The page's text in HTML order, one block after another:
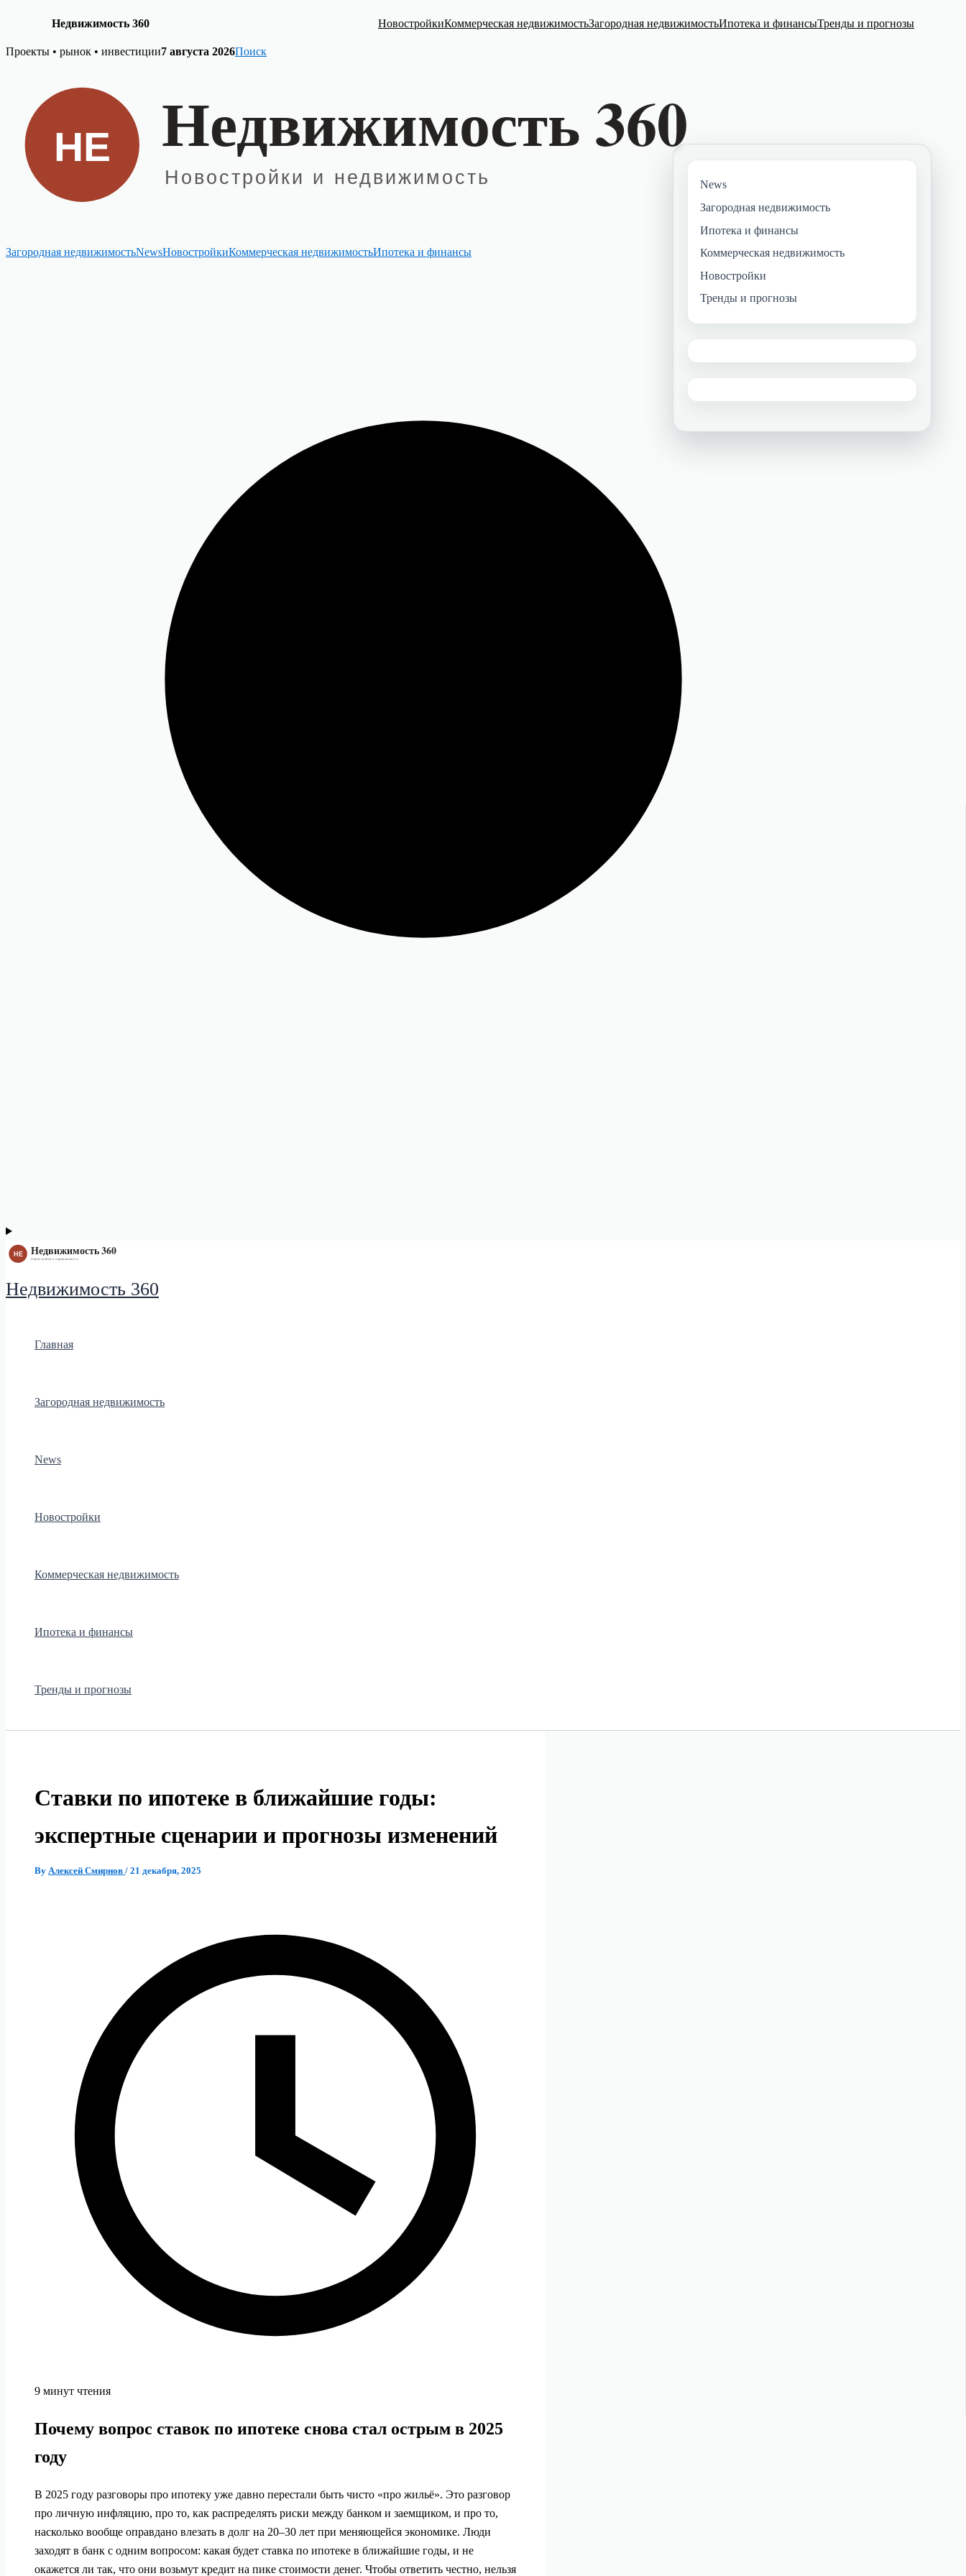
Недвижимость 360 НовостройкиКоммерческая недвижимостьЗагородная недвижимостьИпотека и финансыТренды и прогнозы
Skip
Проекты • рынок • инвестиции7 августа 2026Поиск
Загородная недвижимостьNewsНовостройкиКоммерческая недвижимостьИпотека и финансы
Недвижимость 360
Главная
Загородная недвижимость
News
Новостройки
Коммерческая недвижимость
Ипотека и финансы
Тренды и прогнозы
Ставки по ипотеке в ближайшие годы:
экспертные сценарии и прогнозы изменений
By Алексей Смирнов / 21 декабря, 2025
9 минут чтения
Почему вопрос ставок по ипотеке снова стал острым в 2025
году
В 2025 году разговоры про ипотеку уже давно перестали быть чисто «про жильё». Это разговор
про личную инфляцию, про то, как распределять риски между банком и заемщиком, и про то,
насколько вообще оправдано влезать в долг на 20–30 лет при меняющейся экономике. Люди
заходят в банк с одним вопросом: какая будет ставка по ипотеке в ближайшие годы, и не
окажется ли так, что они возьмут кредит на пике стоимости денег. Чтобы ответить честно, нельзя
News
Загородная недвижимость
Ипотека и финансы
Коммерческая недвижимость
Новостройки
Тренды и прогнозы